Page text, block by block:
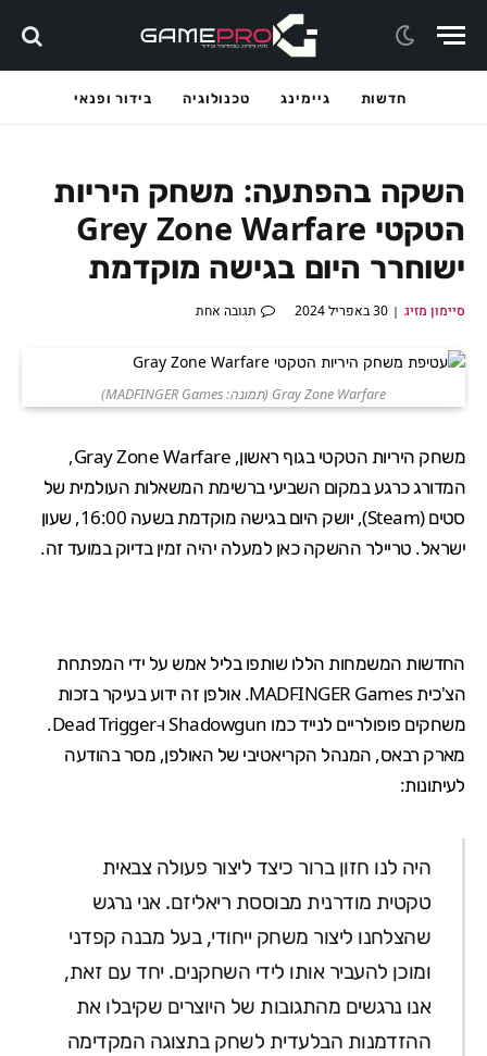
חדשות גיימינג טכנולוגיה בידור ופנאי
השקה בהפתעה: משחק היריות
הטקטי Grey Zone Warfare
ישוחרר היום בגישה מוקדמת
סיימון מזיג 30 באפריל 2024 תגובה אחת
Gray Zone Warfare (תמונה: MADFINGER Games)
משחק היריות הטקטי בגוף ראשון, Gray Zone Warfare,
המדורג כרגע במקום השביעי ברשימת המשאלות העולמית של
סטים (Steam), יושק היום ב
גישה מוקדמת
בשעה 16:00, שעון
ישראל. טריילר ההשקה כאן למעלה יהיה זמין בדיוק במועד זה.
החדשות המשמחות הללו שותפו בליל אמש על ידי המפתחת
הצ'כית MADFINGER Games. אולפן זה ידוע בעיקר בזכות
משחקים פופולריים לנייד כמו Shadowgun ו-Dead Trigger.
מארק רבאס, המנהל הקריאטיבי של האולפן, מסר בהודעה
לעיתונות:
היה לנו חזון ברור כיצד ליצור פעולה צבאית
טקטית מודרנית מבוססת ריאליזם. אני נרגש
שהצלחנו ליצור משחק ייחודי, בעל מבנה קפדני
ומוכן להעביר אותו לידי השחקנים. יחד עם זאת,
אנו נרגשים מהתגובות של היוצרים שקיבלו את
ההזדמנות הבלעדית לשחק בתצוגה המקדימה